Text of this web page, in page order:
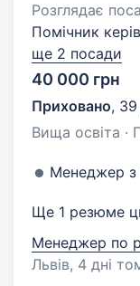
Розглядає
Помічник
ще 2 посади
40 000 грн
Приховано, 39
Вища освіта ·
Менеджер з
Ще 1 резюме
Менеджер по
Львів, 4 дні